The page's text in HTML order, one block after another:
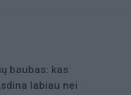
baubas: kas
labiau nei